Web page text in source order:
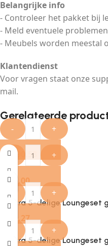
Belangrijke info
- Controleer het pakket bij
- Meld eventuele
- Meubels worden meestal
Klantendienst
Voor vragen staat onze
mail.
Gerelateerde
- +
€ 1,090.58 +
416.00
+
Provira 5-delige
469.27
+
Provira 5-delige